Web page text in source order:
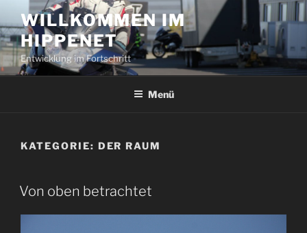
Inhalt
springen
WILLKOMMEN IM
HIPPENET
Entwicklung im Fortschritt
Menü
KATEGORIE: DER RAUM
VERÖFFENTLICHT
AM
Von oben betrachtet